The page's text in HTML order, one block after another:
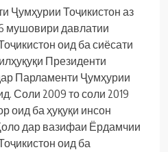
Ҷумҳурии Тоҷикистон аз
мушовири давлатии
оид ба сиёсати
Президенти
Парламенти Ҷумҳурии
Соли 2009 то соли 2019
оид ба ҳуқуқи инсон
дар вазифаи Ёрдамчии
оид ба